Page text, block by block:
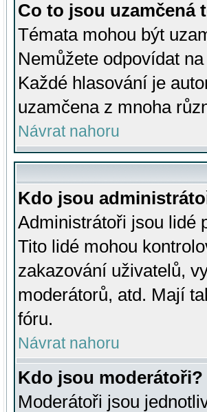
Co to jsou uzamčená
Témata mohou být
Nemůžete odpovídat
Každé hlasování je
uzamčena z mnoha
Návrat nahoru
Kdo jsou
Administrátoři jsou lidé
Tito lidé mohou
zakazování uživatelů,
moderátorů, atd. Mají
fóru.
Návrat nahoru
Kdo jsou moderátoři?
Moderátoři jsou